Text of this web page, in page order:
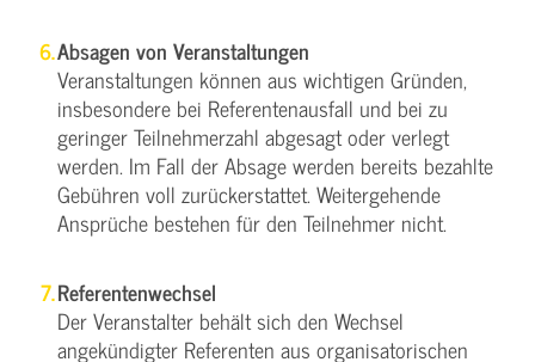
Absagen von Veranstaltungen
Veranstaltungen können aus wichtigen Gründen,
insbesondere bei Referentenausfall und bei zu
geringer Teilnehmerzahl abgesagt oder verlegt
werden. Im Fall der Absage werden bereits bezahlte
Gebühren voll zurückerstattet. Weitergehende
Ansprüche bestehen für den Teilnehmer nicht.
Referentenwechsel
Der Veranstalter behält sich den Wechsel
angekündigter Referenten aus organisatorischen